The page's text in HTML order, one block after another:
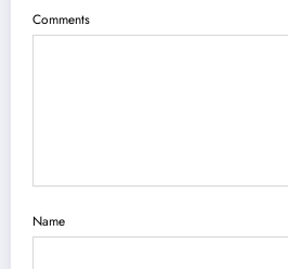
Comments
Name